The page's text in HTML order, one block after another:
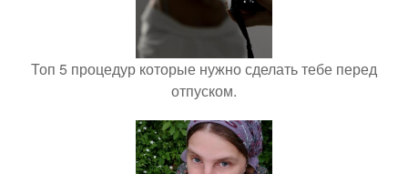
Топ 5 процедур которые нужно сделать тебе перед
отпуском.